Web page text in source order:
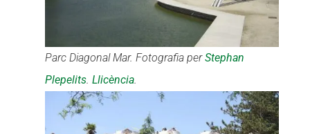
Parc Diagonal Mar. Fotografia perStephan
Plepelits. Llicència.